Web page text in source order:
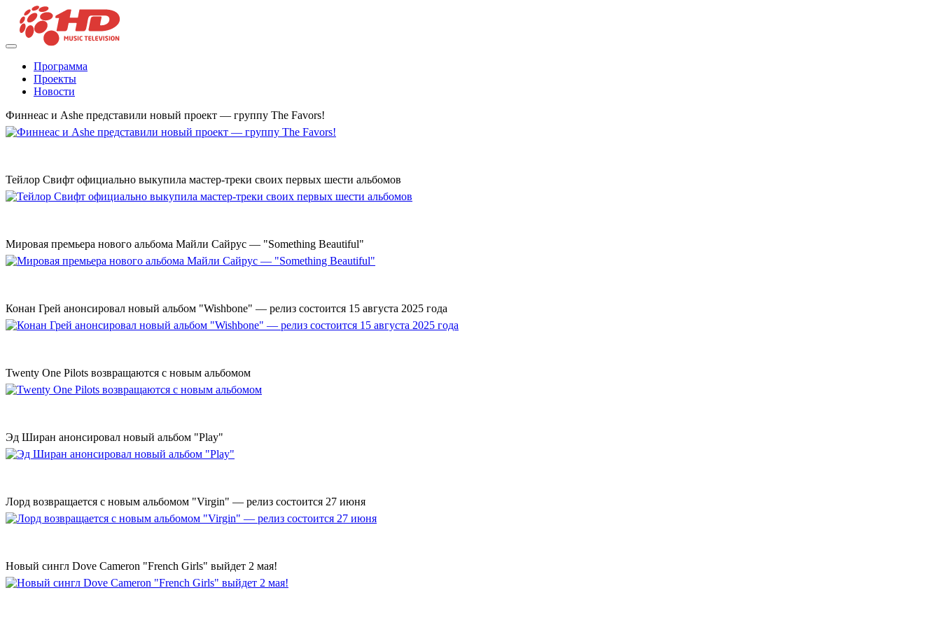
Программа
Проекты
Новости
Финнеас и Ashe представили новый проект — группу The Favors!
Тейлор Свифт официально выкупила мастер-треки своих первых шести альбомов
Мировая премьера нового альбома Майли Сайрус — "Something Beautiful"
Конан Грей анонсировал новый альбом "Wishbone" — релиз состоится 15 августа 2025 года
Twenty One Pilots возвращаются с новым альбомом
Эд Ширан анонсировал новый альбом "Play"
Лорд возвращается с новым альбомом "Virgin" — релиз состоится 27 июня
Новый сингл Dove Cameron "French Girls" выйдет 2 мая!